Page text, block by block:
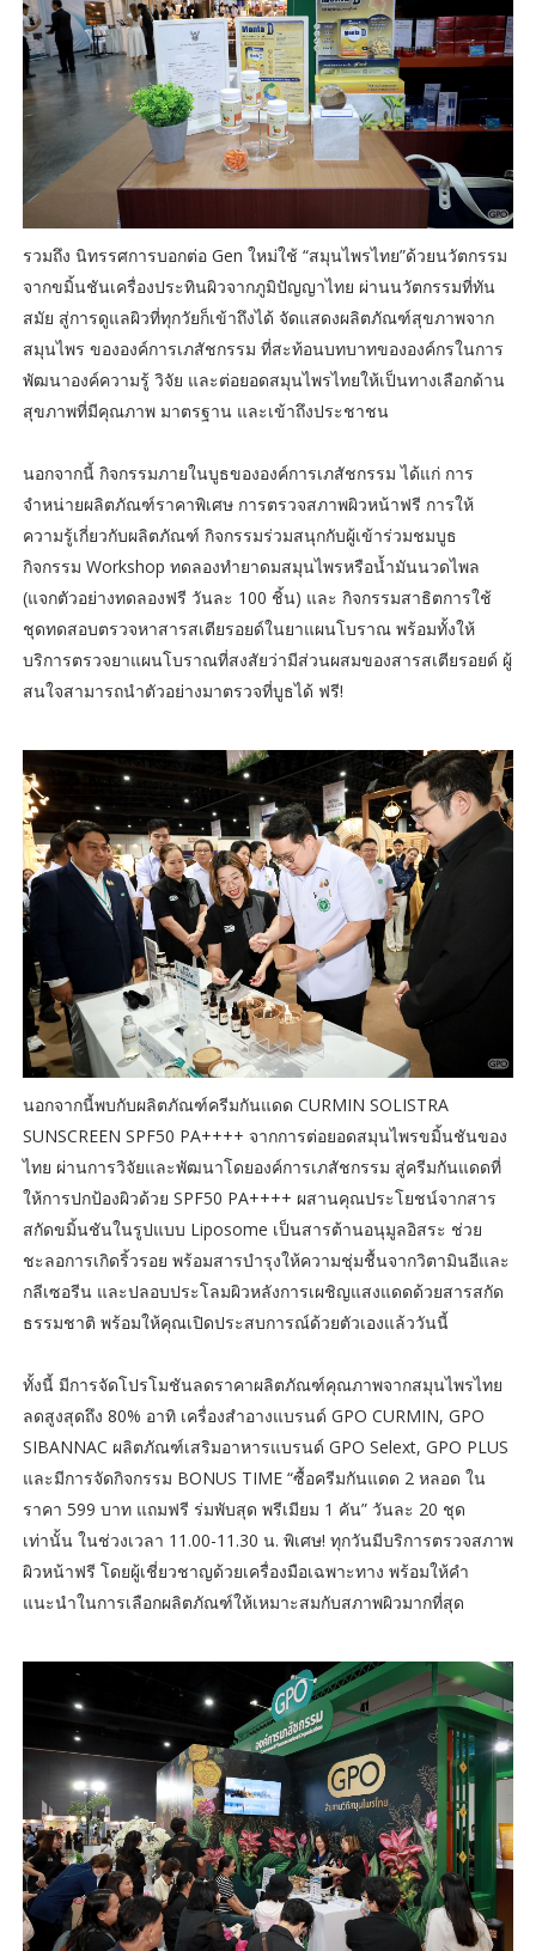
รวมถึง นิทรรศการบอกต่อ Gen ใหม่ใช้ “สมุนไพรไทย”ด้วยนวัตกรรม
จากขมิ้นชันเครื่องประทินผิวจากภูมิปัญญาไทย ผ่านนวัตกรรมที่ทัน
สมัย สู่การดูแลผิวที่ทุกวัยก็เข้าถึงได้ จัดแสดงผลิตภัณฑ์สุขภาพจาก
สมุนไพร ขององค์การเภสัชกรรม ที่สะท้อนบทบาทขององค์กรในการ
พัฒนาองค์ความรู้ วิจัย และต่อยอดสมุนไพรไทยให้เป็นทางเลือกด้าน
สุขภาพที่มีคุณภาพ มาตรฐาน และเข้าถึงประชาชน
นอกจากนี้ กิจกรรมภายในบูธขององค์การเภสัชกรรม ได้แก่ การ
จำหน่ายผลิตภัณฑ์ราคาพิเศษ การตรวจสภาพผิวหน้าฟรี การให้
ความรู้เกี่ยวกับผลิตภัณฑ์ กิจกรรมร่วมสนุกกับผู้เข้าร่วมชมบูธ
กิจกรรม Workshop ทดลองทำยาดมสมุนไพรหรือน้ำมันนวดไพล
(แจกตัวอย่างทดลองฟรี วันละ 100 ชิ้น) และ กิจกรรมสาธิตการใช้
ชุดทดสอบตรวจหาสารสเตียรอยด์ในยาแผนโบราณ พร้อมทั้งให้
บริการตรวจยาแผนโบราณที่สงสัยว่ามีส่วนผสมของสารสเตียรอยด์ ผู้
สนใจสามารถนำตัวอย่างมาตรวจที่บูธได้ ฟรี!
นอกจากนี้พบกับผลิตภัณฑ์ครีมกันแดด CURMIN SOLISTRA
SUNSCREEN SPF50 PA++++ จากการต่อยอดสมุนไพรขมิ้นชันของ
ไทย ผ่านการวิจัยและพัฒนาโดยองค์การเภสัชกรรม สู่ครีมกันแดดที่
ให้การปกป้องผิวด้วย SPF50 PA++++ ผสานคุณประโยชน์จากสาร
สกัดขมิ้นชันในรูปแบบ Liposome เป็นสารต้านอนุมูลอิสระ ช่วย
ชะลอการเกิดริ้วรอย พร้อมสารบำรุงให้ความชุ่มชื้นจากวิตามินอีและ
กลีเซอรีน และปลอบประโลมผิวหลังการเผชิญแสงแดดด้วยสารสกัด
ธรรมชาติ พร้อมให้คุณเปิดประสบการณ์ด้วยตัวเองแล้ววันนี้
ทั้งนี้ มีการจัดโปรโมชันลดราคาผลิตภัณฑ์คุณภาพจากสมุนไพรไทย
ลดสูงสุดถึง 80% อาทิ เครื่องสำอางแบรนด์ GPO CURMIN, GPO
SIBANNAC ผลิตภัณฑ์เสริมอาหารแบรนด์ GPO Selext, GPO PLUS
และมีการจัดกิจกรรม BONUS TIME “ซื้อครีมกันแดด 2 หลอด ใน
ราคา 599 บาท แถมฟรี ร่มพับสุด พรีเมียม 1 คัน” วันละ 20 ชุด
เท่านั้น ในช่วงเวลา 11.00-11.30 น. พิเศษ! ทุกวันมีบริการตรวจสภาพ
ผิวหน้าฟรี โดยผู้เชี่ยวชาญด้วยเครื่องมือเฉพาะทาง พร้อมให้คำ
แนะนำในการเลือกผลิตภัณฑ์ให้เหมาะสมกับสภาพผิวมากที่สุด